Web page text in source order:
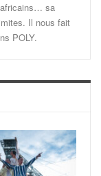
africains… sa
Il nous fait
POLY.